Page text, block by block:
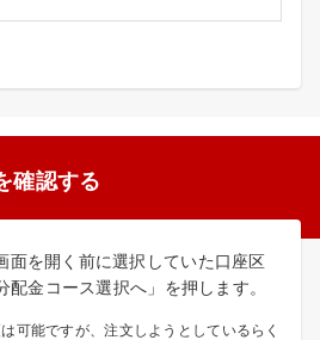
確認する
面を開く前に選択していた口座区
金コース選択へ」を押します。
可能ですが、注文しようとしているらく